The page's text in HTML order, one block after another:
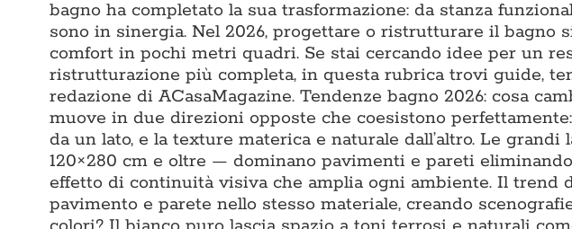
bagno ha completato la sua trasformazione: da stanza
sono in sinergia. Nel 2026, progettare o ristrutturare il bagno
comfort in pochi metri quadri. Se stai cercando idee per un
ristrutturazione più completa, in questa rubrica trovi guide,
redazione di ACasaMagazine. Tendenze bagno 2026: cosa
muove in due direzioni opposte che coesistono
da un lato, e la texture materica e naturale dall’altro. Le
120×280 cm e oltre — dominano pavimenti e pareti
effetto di continuità visiva che amplia ogni ambiente. Il trend
pavimento e parete nello stesso materiale, creando